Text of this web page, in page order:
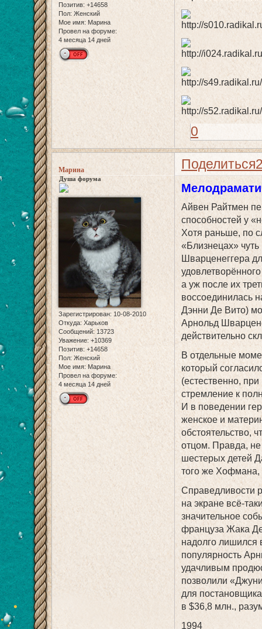
Позитив: +14658
Пол: Женский
Мое имя: Марина
Провел на форуме:
4 месяца 14 дней
0
Поделиться
Марина
Душа форума
Зарегистрирован: 10-08-2010
Откуда: Харьков
Сообщений: 13723
Уважение: +10369
Позитив: +14658
Пол: Женский
Мое имя: Марина
Провел на форуме:
4 месяца 14 дней
Айвен Райтмен
способностей у
Хотя раньше, по
«Близнецах»
Шварценеггера
а уж после их
воссоединилась
Дэнни Де Вито)
Арнольд
действительно
В отдельные
который
(естественно,
стремление к
И в поведении
женское и
обстоятельство,
отцом. Правда, не
шестерых детей
того же Хофмана,
Справедливости
на экране всё-
значительное
француза Жака
надолго лишился
популярность
удачливым
позволили
для
в $36,8 млн.,
1994